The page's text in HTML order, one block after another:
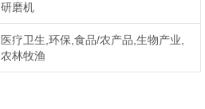
研磨机
医疗卫生,环保,食品/农产品,生物产业,
农林牧渔